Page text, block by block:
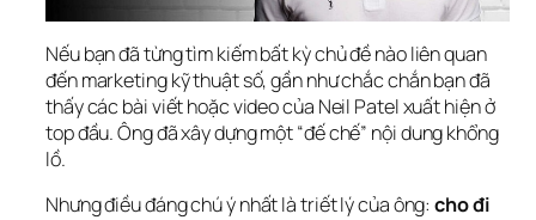
Nếu bạn đã từng tìm kiếm bất kỳ chủ đề nào liên quan
đến marketing kỹ thuật số, gần như chắc chắn bạn đã
thấy các bài viết hoặc video của Neil Patel xuất hiện ở
top đầu. Ông đã xây dựng một “đế chế” nội dung khổng
lồ.
Nhưng điều đáng chú ý nhất là triết lý của ông: cho đi